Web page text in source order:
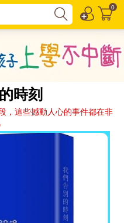
0
時刻
，這些撼動人心的事件都在非